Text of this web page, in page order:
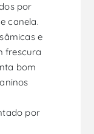
por
canela.
e
frescura
bom
por